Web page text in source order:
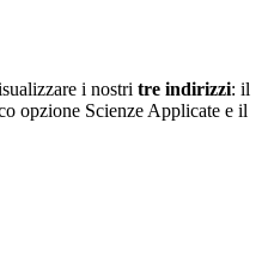
i nostri tre indirizzi: il
opzione Scienze Applicate e il